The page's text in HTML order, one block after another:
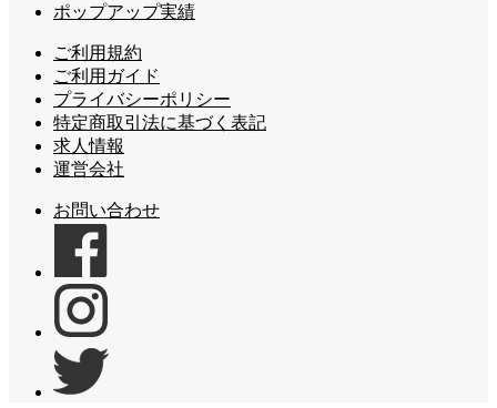
ポップアップ実績
ご利用規約
ご利用ガイド
プライバシーポリシー
特定商取引法に基づく表記
求人情報
運営会社
お問い合わせ